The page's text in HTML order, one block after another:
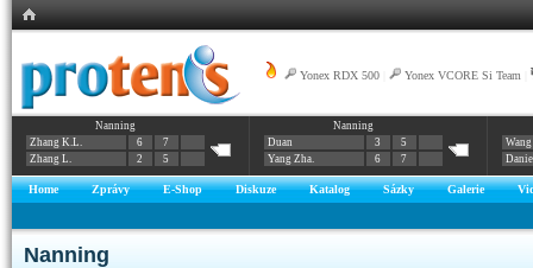
Yonex RDX 500 Yonex VCORE Si Team
Nanning
Zhang K.L.
6
7
Zhang L.
2 5
Nanning
Duan
3
5
Yang Zha.
6 7
Home Zprávy E-Shop Diskuze Katalog Sázky Galerie
Nanning